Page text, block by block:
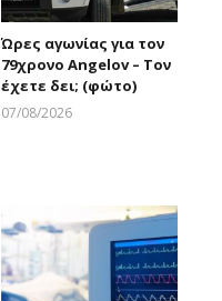
Ώρες αγωνίας για τον
79χρονο Angelov – Τον
έχετε δει; (φώτο)
07/08/2026